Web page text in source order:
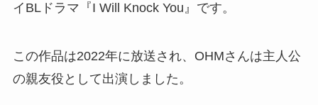
イBLドラマ『I Will Knock You』です。
この作品は2022年に放送され、OHMさんは主人公
の親友役として出演しました。